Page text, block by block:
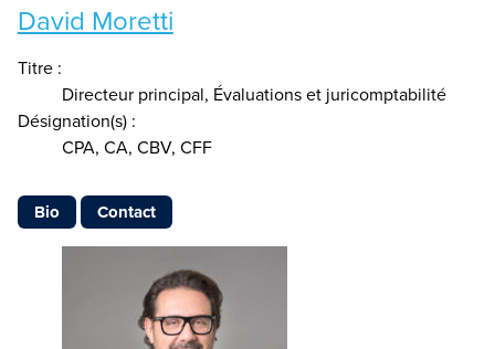
David Moretti
Titre :
Directeur principal, Évaluations et juricomptabilité
Désignation(s) :
CPA, CA, CBV, CFF
Bio Contact